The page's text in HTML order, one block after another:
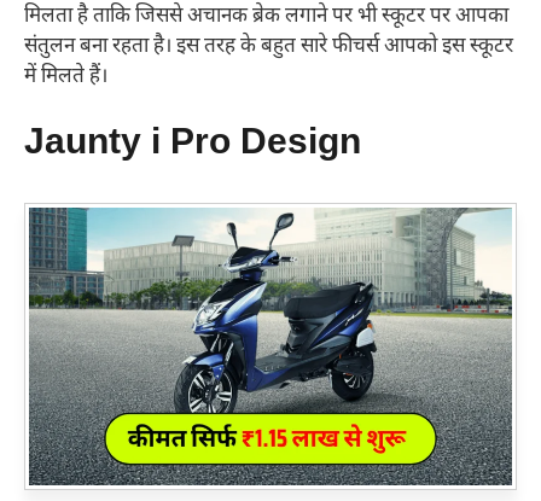
मिलता है ताकि जिससे अचानक ब्रेक लगाने पर भी स्कूटर पर आपका
संतुलन बना रहता है। इस तरह के बहुत सारे फीचर्स आपको इस स्कूटर
में मिलते हैं।
Jaunty i Pro Design